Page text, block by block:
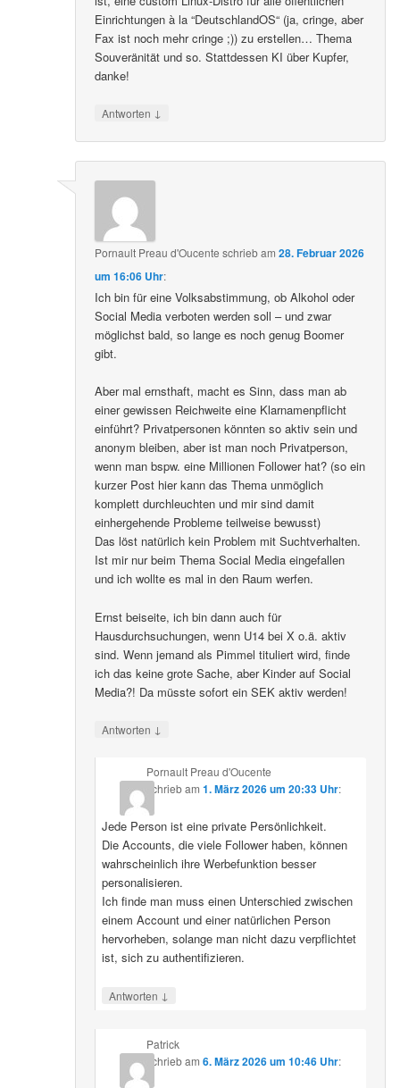
Einrichtungen à la “DeutschlandOS“ (ja, cringe, aber
Fax ist noch mehr cringe ;)) zu erstellen… Thema
Souveränität und so. Stattdessen KI über Kupfer,
danke!
Antworten ↓
Pornault Preau d'Oucente schriebam28. Februar 2026
um 16:06 Uhr:
Ich bin für eine Volksabstimmung, ob Alkohol oder
Social Media verboten werden soll – und zwar
möglichst bald, so lange es noch genug Boomer
gibt.
Aber mal ernsthaft, macht es Sinn, dass man ab
einer gewissen Reichweite eine Klarnamenpflicht
einführt? Privatpersonen könnten so aktiv sein und
anonym bleiben, aber ist man noch Privatperson,
wenn man bspw. eine Millionen Follower hat? (so ein
kurzer Post hier kann das Thema unmöglich
komplett durchleuchten und mir sind damit
einhergehende Probleme teilweise bewusst)
Das löst natürlich kein Problem mit Suchtverhalten.
Ist mir nur beim Thema Social Media eingefallen
und ich wollte es mal in den Raum werfen.
Ernst beiseite, ich bin dann auch für
Hausdurchsuchungen, wenn U14 bei X o.ä. aktiv
sind. Wenn jemand als Pimmel tituliert wird, finde
ich das keine grote Sache, aber Kinder auf Social
Media?! Da müsste sofort ein SEK aktiv werden!
Antworten ↓
Pornault Preau d'Oucente
schriebam 1. März 2026 um 20:33 Uhr:
Jede Person ist eine private Persönlichkeit.
Die Accounts, die viele Follower haben, können
wahrscheinlich ihre Werbefunktion besser
personalisieren.
Ich finde man muss einen Unterschied zwischen
einem Account und einer natürlichen Person
hervorheben, solange man nicht dazu verpflichtet
ist, sich zu authentifizieren.
Antworten ↓
Patrick
schriebam 6. März 2026 um 10:46 Uhr: